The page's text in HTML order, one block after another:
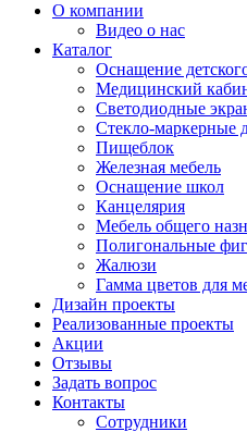
О компании
Видео о нас
Каталог
Оснащение
Медицинский
Светодиодные
Стекло-маркерные
Пищеблок
Железная мебель
Оснащение школ
Канцелярия
Мебель общего
Полигональные
Жалюзи
Гамма цветов для
Дизайн проекты
Реализованные проекты
Акции
Отзывы
Задать вопрос
Контакты
Сотрудники